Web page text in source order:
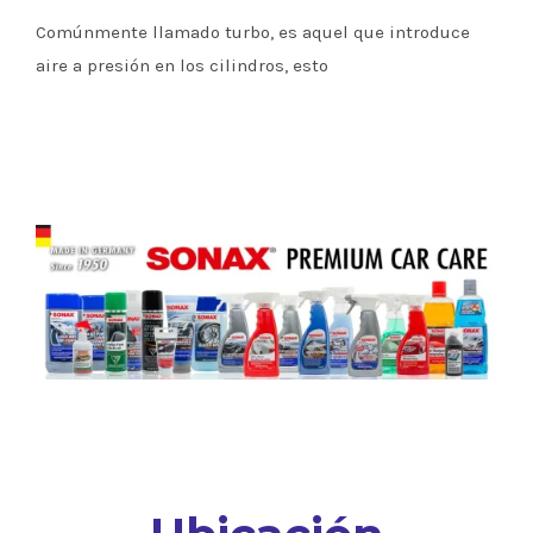
Comúnmente llamado turbo, es aquel que introduce
aire a presión en los cilindros, esto